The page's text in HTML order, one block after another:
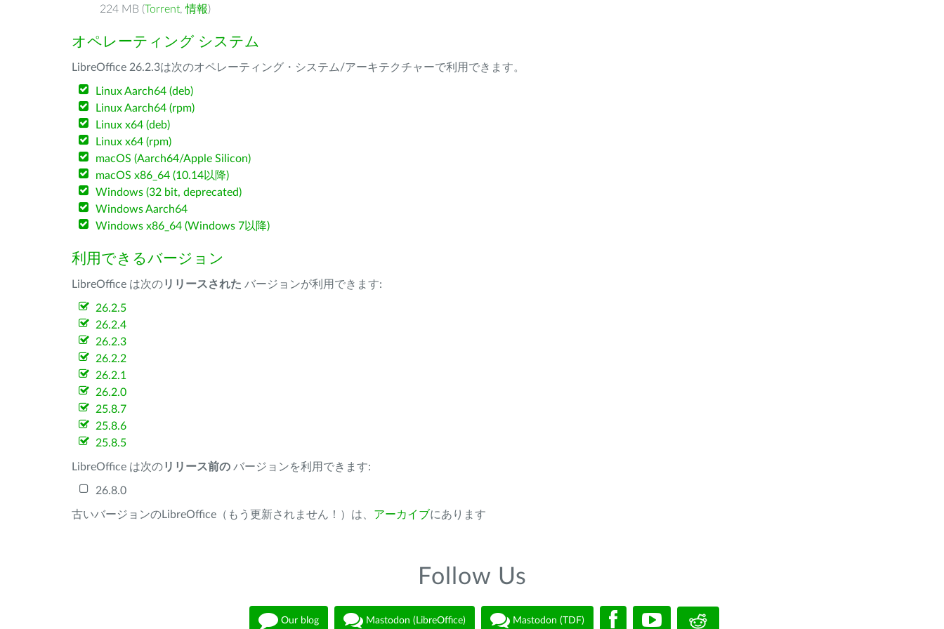
224 MB (Torrent,情報)
オペレーティング システム
LibreOffice 26.2.3は次のオペレーティング・システム/アーキテクチャーで利用できます。
Linux Aarch64 (deb)
Linux Aarch64 (rpm)
Linux x64 (deb)
Linux x64 (rpm)
macOS (Aarch64/Apple Silicon)
macOS x86_64 (10.14以降)
Windows (32 bit, deprecated)
Windows Aarch64
Windows x86_64 (Windows 7以降)
利用できるバージョン
LibreOffice は次のリリースされた バージョンが利用できます:
26.2.5
26.2.4
26.2.3
26.2.2
26.2.1
26.2.0
25.8.7
25.8.6
25.8.5
LibreOffice は次のリリース前の バージョンを利用できます:
26.8.0
古いバージョンのLibreOffice（もう更新されません！）は、 アーカイブにあります
Follow Us
Our blog Mastodon (LibreOffice) Mastodon (TDF)